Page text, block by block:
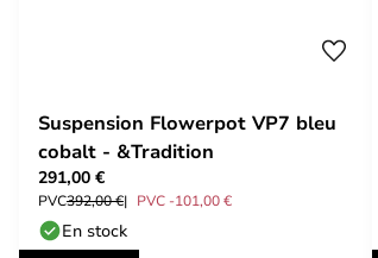
Suspension Flowerpot VP7 bleu
cobalt - &Tradition
291,00 €
PVC392,00 € PVC -101,00 €
En stock